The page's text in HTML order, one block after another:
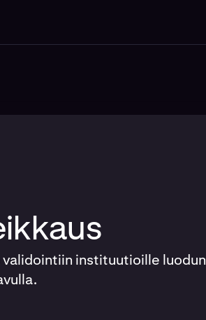
instituutioille luodun